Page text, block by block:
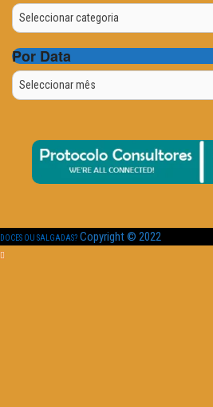
Categorias
Por Data
Por
Data
DOCES OU SALGADAS? Copyright © 2022